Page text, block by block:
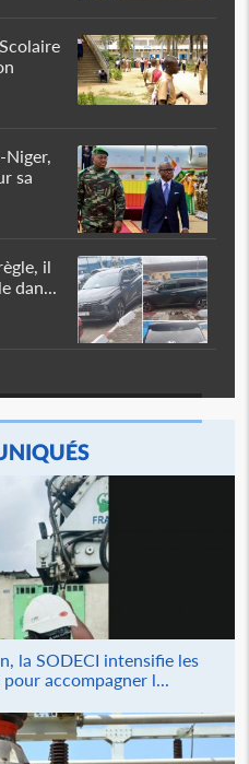
Niger,
sa
il
dan...
la SODECI intensifie les
accompagner l...